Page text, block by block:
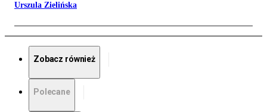
Urszula Zielińska
Zobacz również
Polecane